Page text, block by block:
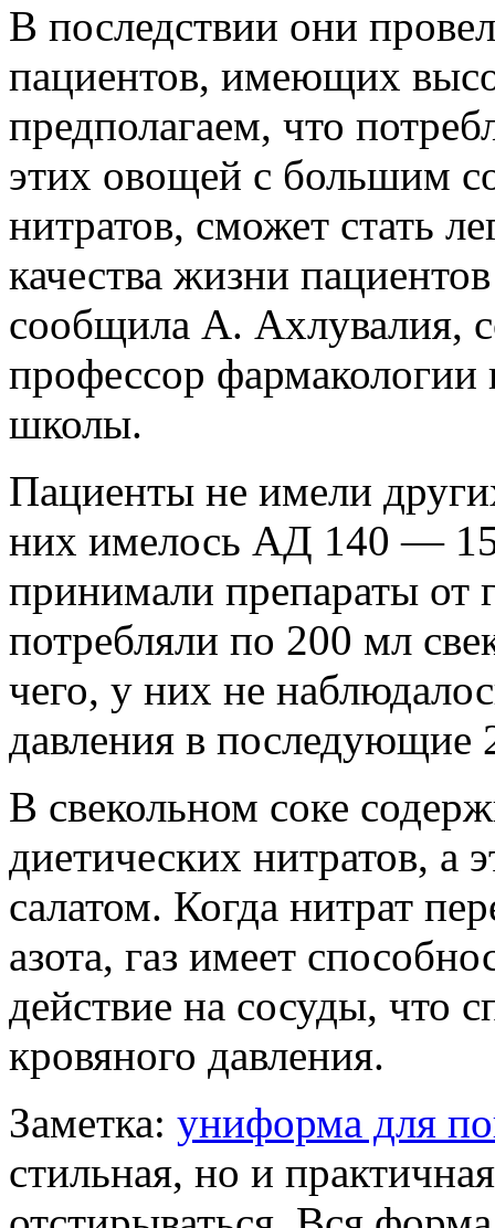
В последствии они
пациентов, имеющих
предполагаем, что
этих овощей с большим
нитратов, сможет стать
качества жизни
сообщила А. Ахлувалия,
профессор
школы.
Пациенты не имели
них имелось АД 140 —
принимали препараты от
потребляли по 200 мл
чего, у них не
давления в последующие
В свекольном соке
диетических нитратов, а
салатом. Когда нитрат
азота, газ имеет
действие на сосуды, что
кровяного давления.
Заметка: униформа для
стильная, но и